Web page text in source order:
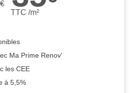
€
TTC /m²
Ma Prime Renov'
les CEE
à 5,5%